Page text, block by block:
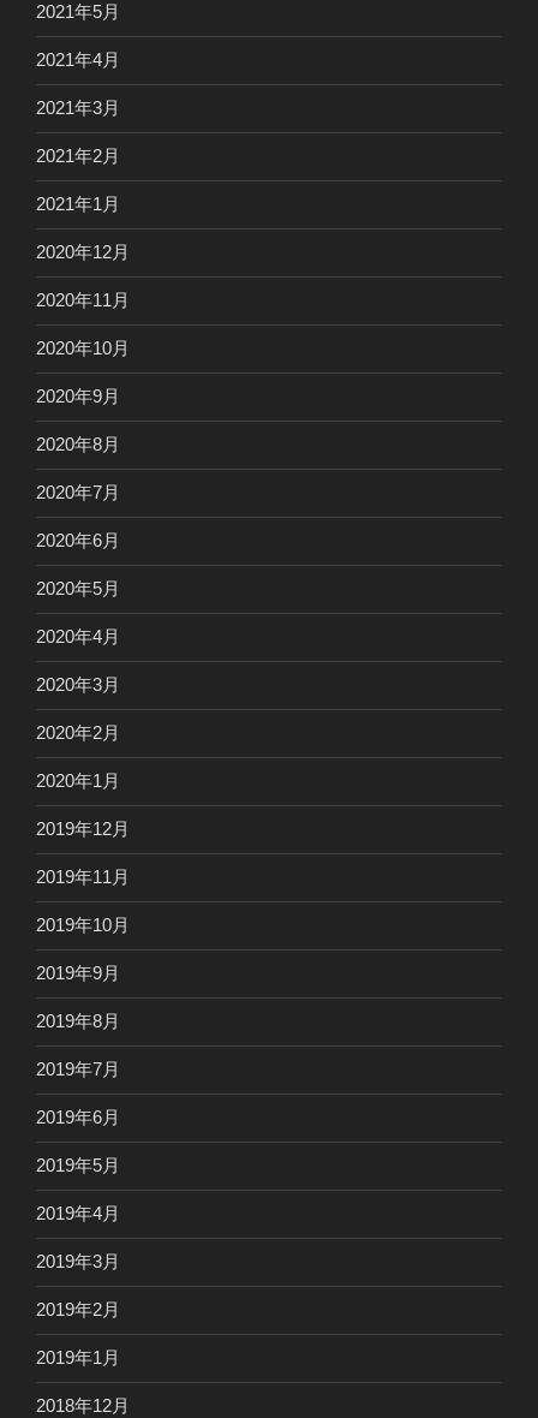
2021年5月
2021年4月
2021年3月
2021年2月
2021年1月
2020年12月
2020年11月
2020年10月
2020年9月
2020年8月
2020年7月
2020年6月
2020年5月
2020年4月
2020年3月
2020年2月
2020年1月
2019年12月
2019年11月
2019年10月
2019年9月
2019年8月
2019年7月
2019年6月
2019年5月
2019年4月
2019年3月
2019年2月
2019年1月
2018年12月